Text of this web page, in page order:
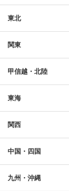
東北
関東
甲信越・北陸
東海
関西
中国・四国
九州・沖縄